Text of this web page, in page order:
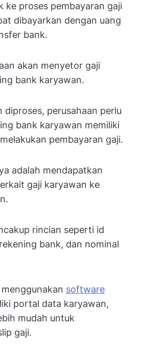
ke proses pembayaran gaji
dibayarkan dengan uang
bank.
akan menyetor gaji
bank karyawan.
diproses, perusahaan perlu
bank karyawan memiliki
pembayaran gaji.
adalah mendapatkan
gaji karyawan ke
rincian seperti id
bank, dan nominal
software
portal data karyawan,
mudah untuk
gaji.